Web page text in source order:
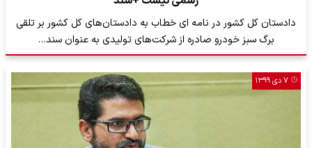
دادستان کل کشور در نامه ای خطاب به دادستان‌های کل کشور بر تلقی
برگ سبز خودرو صادره از شرکت‌های تولیدی به عنوان سند…
۷ دی ۱۳۹۹